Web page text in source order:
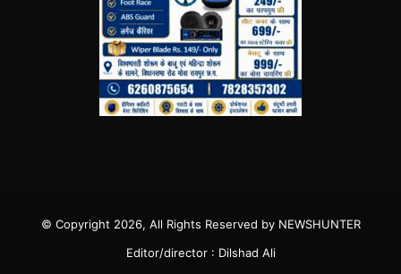
© Copyright 2026, All Rights Reserved by NEWSHUNTER
Editor/director : Dilshad Ali